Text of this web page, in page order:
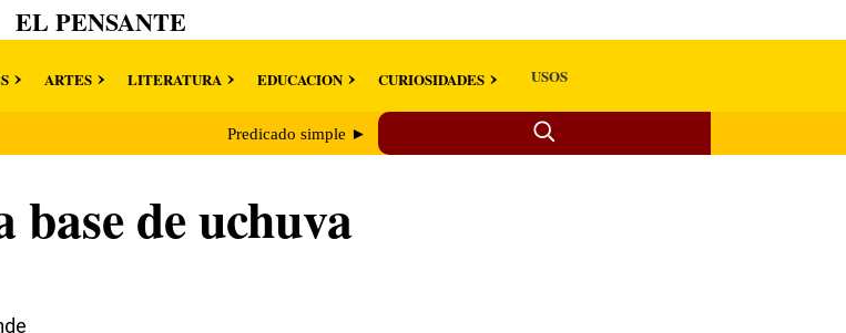
EL PENSANTE
ARTES LITERATURA EDUCACION CURIOSIDADES USOS
Predicado simple ►
base de uchuva